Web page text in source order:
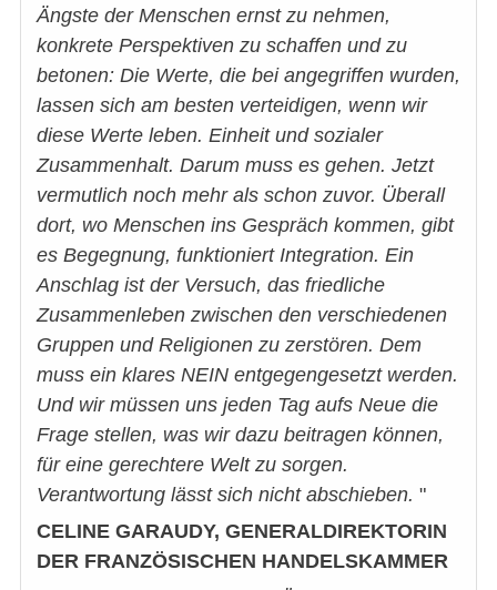
Ängste der Menschen ernst zu nehmen,
konkrete Perspektiven zu schaffen und zu
betonen: Die Werte, die bei angegriffen wurden,
lassen sich am besten verteidigen, wenn wir
diese Werte leben. Einheit und sozialer
Zusammenhalt. Darum muss es gehen. Jetzt
vermutlich noch mehr als schon zuvor. Überall
dort, wo Menschen ins Gespräch kommen, gibt
es Begegnung, funktioniert Integration. Ein
Anschlag ist der Versuch, das friedliche
Zusammenleben zwischen den verschiedenen
Gruppen und Religionen zu zerstören. Dem
muss ein klares NEIN entgegengesetzt werden.
Und wir müssen uns jeden Tag aufs Neue die
Frage stellen, was wir dazu beitragen können,
für eine gerechtere Welt zu sorgen.
Verantwortung lässt sich nicht abschieben. "
CELINE GARAUDY, GENERALDIREKTORIN
DER FRANZÖSISCHEN HANDELSKAMMER